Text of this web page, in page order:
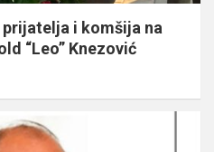
i komšija na
“Leo” Knezović